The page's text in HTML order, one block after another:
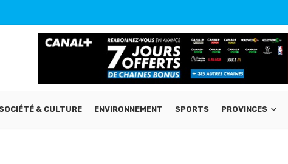
SOCIÉTÉ & CULTURE ENVIRONNEMENT SPORTS PROVINCES